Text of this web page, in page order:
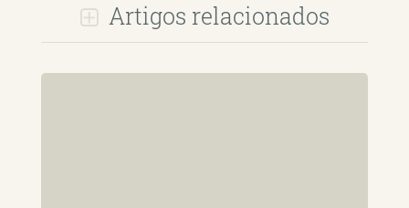
Artigos relacionados